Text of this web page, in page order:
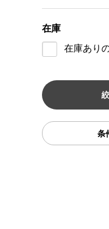
在庫
在庫あり
条